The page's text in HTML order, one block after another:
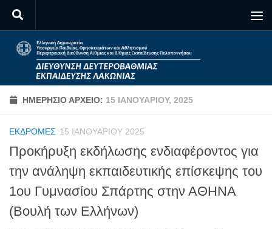
Skip to content
ΗΜΕΡΉΣΙΟ ΑΡΧΕΊΟ: 15 ΙΑΝΟΥΑΡΊΟΥ, 2025
ΕΚΔΡΟΜΈΣ 15 ΙΑΝΟΥΑΡΊΟΥ 2025
Προκήρυξη εκδήλωσης ενδιαφέροντος για
την ανάληψη εκπαιδευτικής επίσκεψης του
1ου Γυμνασίου Σπάρτης στην ΑΘΗΝΑ
(Βουλή των Ελλήνων)